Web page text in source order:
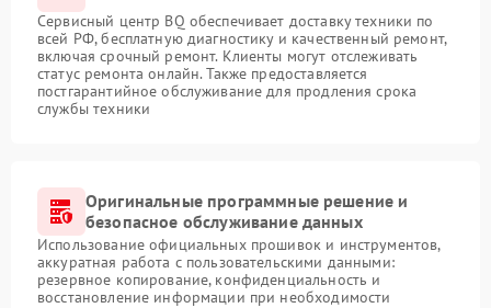
Сервисный центр BQ обеспечивает доставку техники по
всей РФ, бесплатную диагностику и качественный ремонт,
включая срочный ремонт. Клиенты могут отслеживать
статус ремонта онлайн. Также предоставляется
постгарантийное обслуживание для продления срока
службы техники
Оригинальные программные решение и
безопасное обслуживание данных
Использование официальных прошивок и инструментов,
аккуратная работа с пользовательскими данными:
резервное копирование, конфиденциальность и
восстановление информации при необходимости